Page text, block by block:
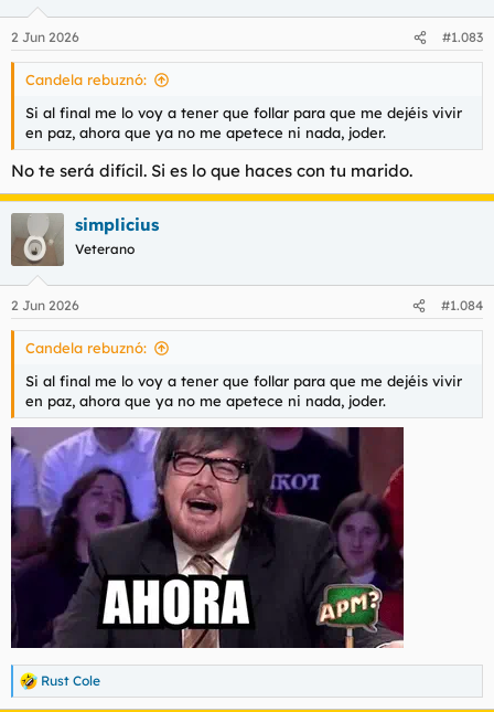
2 Jun 2026 #1.083
Candela rebuznó:
Si al final me lo voy a tener que follar para que me dejéis vivir
en paz, ahora que ya no me apetece ni nada, joder.
No te será difícil. Si es lo que haces con tu marido.
simplicius
Veterano
2 Jun 2026 #1.084
Candela rebuznó:
Si al final me lo voy a tener que follar para que me dejéis vivir
en paz, ahora que ya no me apetece ni nada, joder.
R
e
Rust Cole